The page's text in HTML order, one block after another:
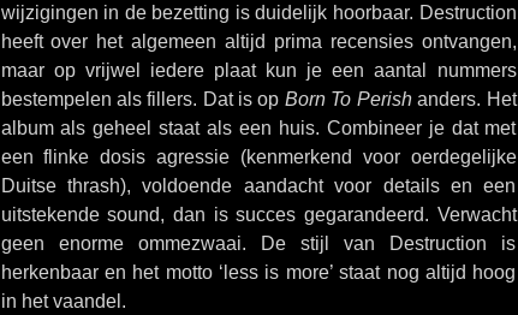
wijzigingen in de bezetting is duidelijk hoorbaar. Destruction
heeft over het algemeen altijd prima recensies ontvangen,
maar op vrijwel iedere plaat kun je een aantal nummers
bestempelen als fillers. Dat is op Born To Perishanders. Het
album als geheel staat als een huis. Combineer je dat met
een flinke dosis agressie (kenmerkend voor oerdegelijke
Duitse thrash), voldoende aandacht voor details en een
uitstekende sound, dan is succes gegarandeerd. Verwacht
geen enorme ommezwaai. De stijl van Destruction is
herkenbaar en het motto ‘less is more’ staat nog altijd hoog
in het vaandel.